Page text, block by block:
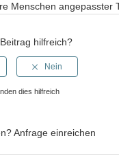
Menschen angepasster
hilfreich?
dies hilfreich
Anfrage einreichen